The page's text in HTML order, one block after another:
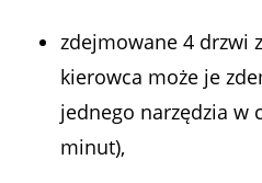
zdejmowane 4 drzwi
kierowca może je
jednego narzędzia w
minut),